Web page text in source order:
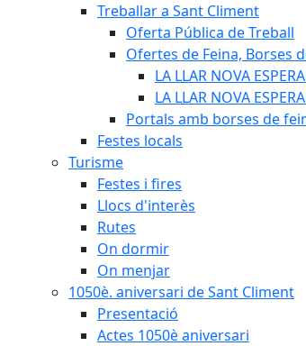
Treballar a Sant Climent
Oferta Pública de Treball
Ofertes de Feina, Borses
LA LLAR NOVA
LA LLAR NOVA
Portals amb borses de
Festes locals
Turisme
Festes i fires
Llocs d'interès
Rutes
On dormir
On menjar
1050è. aniversari de Sant Climent
Presentació
Actes 1050è aniversari